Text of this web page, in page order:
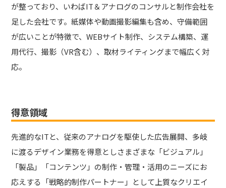
が整っており、いわばIT＆アナログのコンサルと制作会社を
足した会社です。紙媒体や動画撮影編集も含め、守備範囲
が広いことが特徴で、WEBサイト制作、システム構築、運
用代行、撮影（VR含む）、取材ライティングまで幅広く対
応。
得意領域
先進的なITと、従来のアナログを駆使した広告展開、多岐
に渡るデザイン業務を得意としさまざまな「ビジュアル」
「製品」「コンテンツ」の制作・管理・活用のニーズにお
応えする「戦略的制作パートナー」として上質なクリエイ